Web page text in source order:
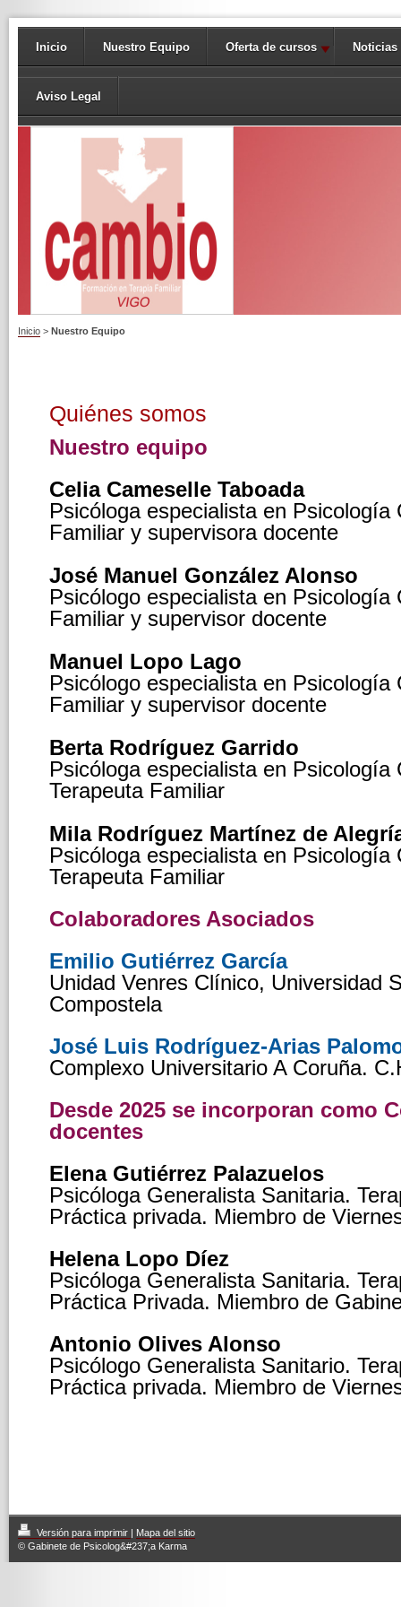
Inicio Nuestro Equipo Oferta de cursos Noticias
Aviso Legal
Inicio > Nuestro Equipo
Quiénes somos
Nuestro equipo
Celia Cameselle Taboada
Psicóloga especialista en Psicología
Familiar y supervisora docente
José Manuel González Alonso
Psicólogo especialista en Psicología
Familiar y supervisor docente
Manuel Lopo Lago
Psicólogo especialista en Psicología
Familiar y supervisor docente
Berta Rodríguez Garrido
Psicóloga especialista en Psicología
Terapeuta Familiar
Mila Rodríguez Martínez de
Psicóloga especialista en Psicología
Terapeuta Familiar
Colaboradores Asociados
Emilio Gutiérrez García
Unidad Venres Clínico, Universidad
Compostela
José Luis Rodríguez-Arias
Complexo Universitario A Coruña.
Desde 2025 se incorporan como
docentes
Elena Gutiérrez Palazuelos
Psicóloga Generalista Sanitaria.
Práctica privada. Miembro de
Helena Lopo Díez
Psicóloga Generalista Sanitaria.
Práctica Privada. Miembro de
Antonio Olives Alonso
Psicólogo Generalista Sanitario.
Práctica privada. Miembro de
Versión para imprimir | Mapa del sitio
© Gabinete de Psicolog&#237;a Karma